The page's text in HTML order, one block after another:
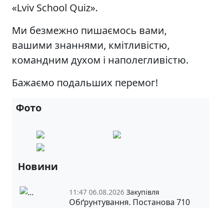
«Lviv School Quiz».
Ми безмежно пишаємось вами,
вашими знаннями, кмітливістю,
командним духом і наполегливістю.
Бажаємо подальших перемог!
Фото
Новини
11:47 06.08.2026 Закупівля
Обґрунтування. Постанова 710